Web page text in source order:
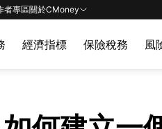
者專區關於CMoney
經濟指標 保險稅務 風